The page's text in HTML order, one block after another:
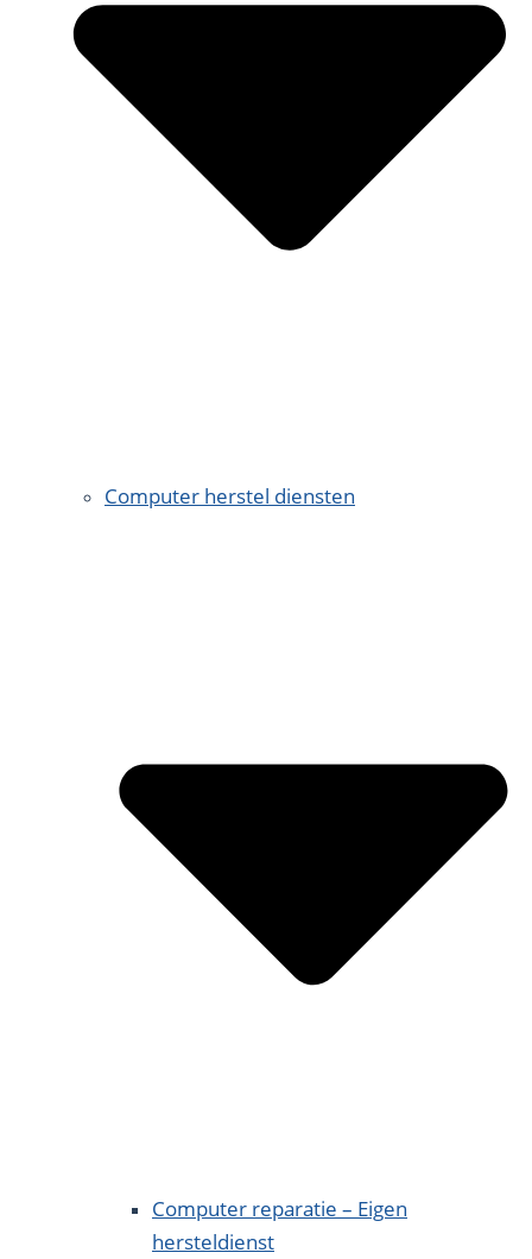
Computer herstel diensten
Computer reparatie – Eigen
hersteldienst